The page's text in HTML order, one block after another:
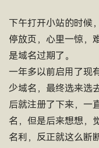
下午打开小站的时候
停放页，心里一惊，
是域名过期了。
一年多以前启用了现
少域名，最终选来选
后就注册了下来，一
名，但是后来想想，
名利，反正就这么断